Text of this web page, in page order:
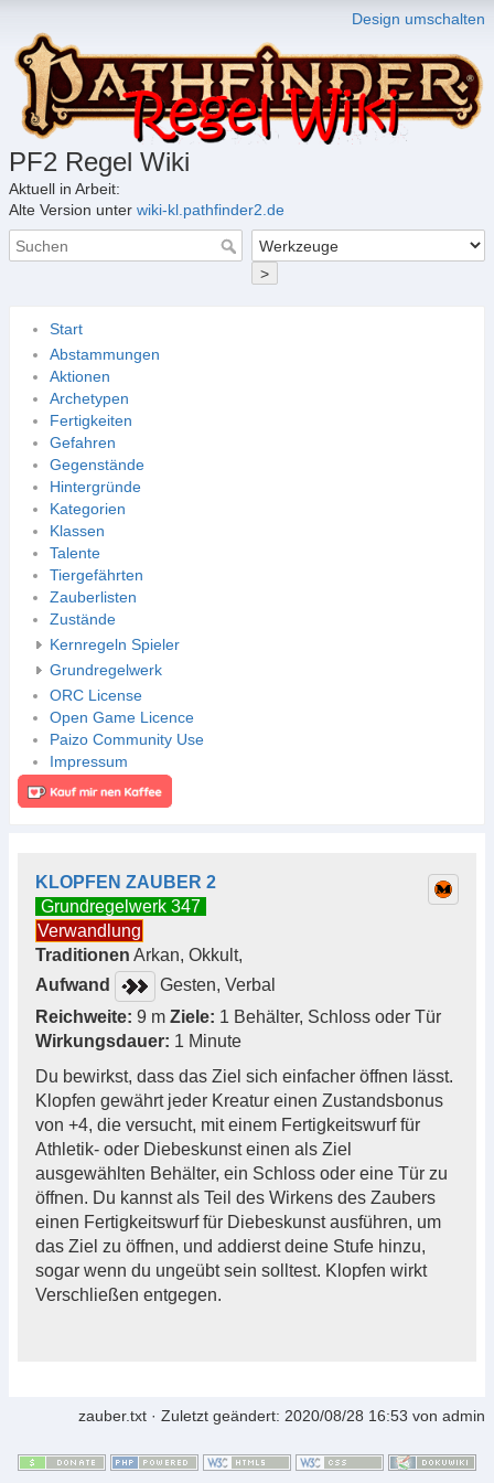
Design umschalten
PF2 Regel Wiki
Aktuell in Arbeit:
Alte Version unter wiki-kl.pathfinder2.de
>
Start
Abstammungen
Aktionen
Archetypen
Fertigkeiten
Gefahren
Gegenstände
Hintergründe
Kategorien
Klassen
Talente
Tiergefährten
Zauberlisten
Zustände
Kernregeln Spieler
Grundregelwerk
ORC License
Open Game Licence
Paizo Community Use
Impressum
KLOPFEN ZAUBER 2
Grundregelwerk 347
Verwandlung
Traditionen Arkan, Okkult,
Aufwand
Gesten, Verbal
Reichweite: 9 m Ziele: 1 Behälter, Schloss oder Tür
Wirkungsdauer: 1 Minute
Du bewirkst, dass das Ziel sich einfacher öffnen lässt.
Klopfen gewährt jeder Kreatur einen Zustandsbonus
von +4, die versucht, mit einem Fertigkeitswurf für
Athletik- oder Diebeskunst einen als Ziel
ausgewählten Behälter, ein Schloss oder eine Tür zu
öffnen. Du kannst als Teil des Wirkens des Zaubers
einen Fertigkeitswurf für Diebeskunst ausführen, um
das Ziel zu öffnen, und addierst deine Stufe hinzu,
sogar wenn du ungeübt sein solltest. Klopfen wirkt
Verschließen entgegen.
zauber.txt · Zuletzt geändert: 2020/08/28 16:53 von admin